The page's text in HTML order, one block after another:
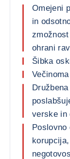
Omejeni
in
ohrani
Šibka
verske in